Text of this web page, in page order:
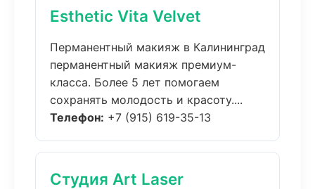
Esthetic Vita Velvet
Перманентный макияж в Калининград
перманентный макияж премиум-
класса. Более 5 лет помогаем
сохранять молодость и красоту....
Телефон: +7 (915) 619-35-13
Студия Art Laser